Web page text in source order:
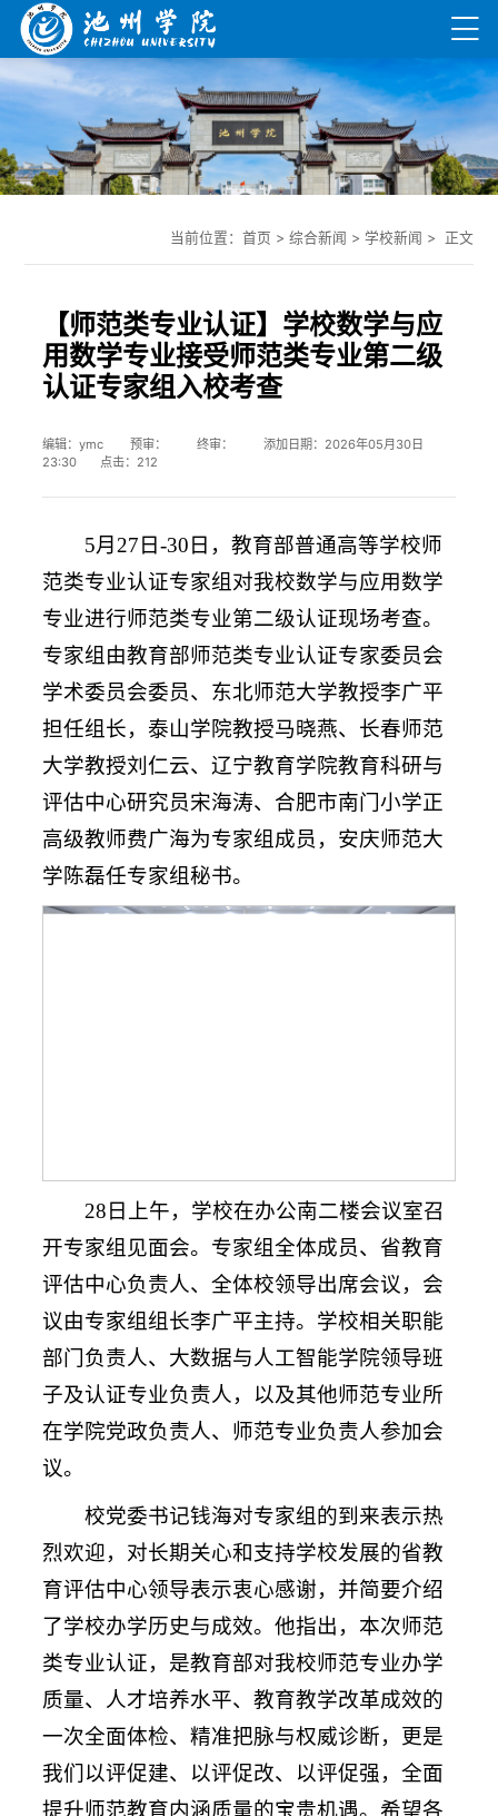
当前位置： 首页 > 综合新闻 > 学校新闻 > 正文
【师范类专业认证】学校数学与应
用数学专业接受师范类专业第二级
认证专家组入校考查
编辑：ymc 预审： 终审： 添加日期：2026年05月30日
23:30 点击： 212
5月27日-30日，教育部普通高等学校师
范类专业认证专家组对我校数学与应用数学
专业进行师范类专业第二级认证现场考查。
专家组由教育部师范类专业认证专家委员会
学术委员会委员、东北师范大学教授李广平
担任组长，泰山学院教授马晓燕、长春师范
大学教授刘仁云、辽宁教育学院教育科研与
评估中心研究员宋海涛、合肥市南门小学正
高级教师费广海为专家组成员，安庆师范大
学陈磊任专家组秘书。
28日上午，学校在办公南二楼会议室召
开专家组见面会。专家组全体成员、省教育
评估中心负责人、全体校领导出席会议，会
议由专家组组长李广平主持。学校相关职能
部门负责人、大数据与人工智能学院领导班
子及认证专业负责人，以及其他师范专业所
在学院党政负责人、师范专业负责人参加会
议。
校党委书记钱海对专家组的到来表示热
烈欢迎，对长期关心和支持学校发展的省教
育评估中心领导表示衷心感谢，并简要介绍
了学校办学历史与成效。他指出，本次师范
类专业认证，是教育部对我校师范专业办学
质量、人才培养水平、教育教学改革成效的
一次全面体检、精准把脉与权威诊断，更是
我们以评促建、以评促改、以评促强，全面
提升师范教育内涵质量的宝贵机遇。希望各